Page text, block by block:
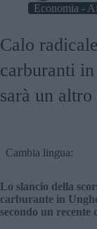
Economia -
Calo
carburanti
sarà un
Cambia lingua:
Lo slancio della
carburante in
secondo un